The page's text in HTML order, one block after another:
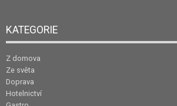
KATEGORIE
Z domova
Ze světa
Doprava
Hotelnictví